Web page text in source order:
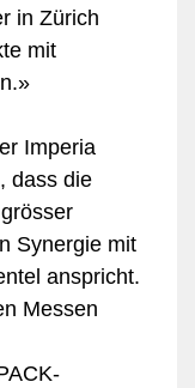
in Zürich
mit
Imperia
dass die
Synergie mit
anspricht.
Messen